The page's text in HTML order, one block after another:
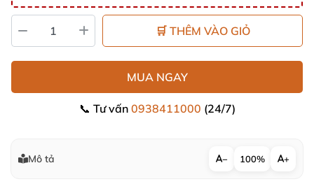
🛒 THÊM VÀO GIỎ
MUA NGAY
📞 Tư vấn 0938411000 (24/7)
Mô tả − 100% +